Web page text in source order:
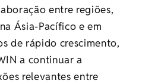
entre regiões,
Ásia-Pacífico e em
de rápido crescimento,
a continuar a
relevantes entre